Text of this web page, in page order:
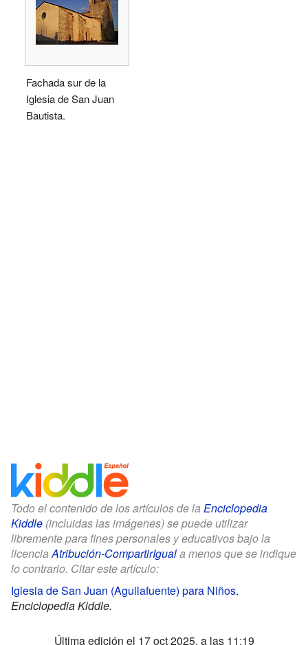
Fachada sur de la
Iglesia de San Juan
Bautista.
Todo el contenido de los artículos de la Enciclopedia
Kiddle (incluidas las imágenes) se puede utilizar
libremente para fines personales y educativos bajo la
licenciaAtribución-CompartirIguala menos que se indique
lo contrario. Citar este artículo:
Iglesia de San Juan (Aguilafuente) para Niños.
Enciclopedia Kiddle.
Última edición el 17 oct 2025, a las 11:19